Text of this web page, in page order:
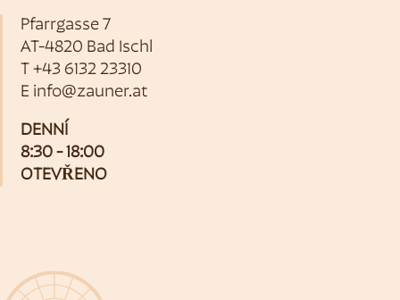
Pfarrgasse 7
AT-4820 Bad Ischl
T +43 6132 23310
E info@zauner.at
DENNÍ
8:30 - 18:00
OTEVŘENO